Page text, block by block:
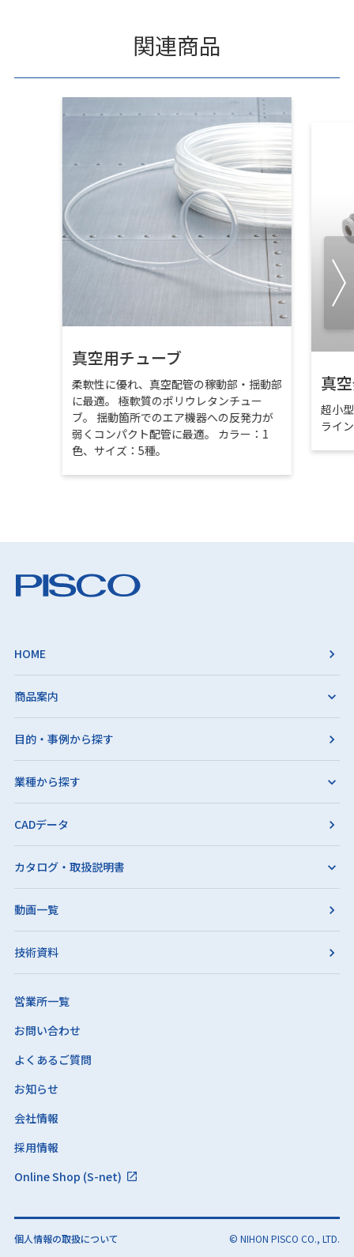
関連商品
真空用チューブ
柔軟性に優れ、真空配管の稼動部・揺動部
に最適。 極軟質のポリウレタンチュー
ブ。 揺動箇所でのエア機器への反発力が
弱くコンパクト配管に最適。 カラー：1
色、サイズ：5種。
真
超小
ライ
HOME
商品案内
目的・事例から探す
業種から探す
CADデータ
カタログ・取扱説明書
動画一覧
技術資料
営業所一覧
お問い合わせ
よくあるご質問
お知らせ
会社情報
採用情報
Online Shop (S-net)
個人情報の取扱について © NIHON PISCO CO., LTD.